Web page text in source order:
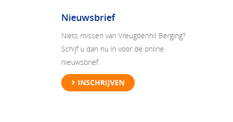
Nieuwsbrief
Niets missen van Vreugdenhil Berging?
Schijf u dan nu in voor de online
nieuwsbrief.
INSCHRIJVEN